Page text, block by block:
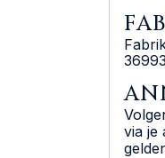
via je